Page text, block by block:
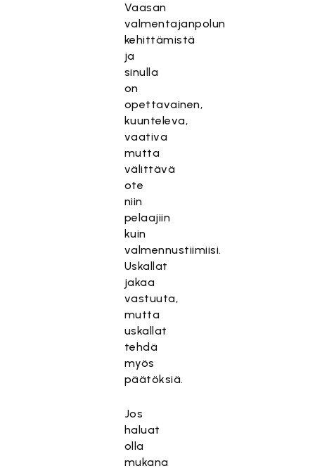
Vaasan
valmentajanpolun
kehittämistä
ja
sinulla
on
opettavainen,
kuunteleva,
vaativa
mutta
välittävä
ote
niin
pelaajiin
kuin
valmennustiimiisi.
Uskallat
jakaa
vastuuta,
mutta
uskallat
tehdä
myös
päätöksiä.
Jos
haluat
olla
mukana